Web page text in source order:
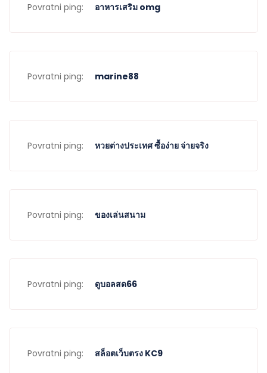
Povratni ping: อาหารเสริม omg
Povratni ping: marine88
Povratni ping: หวยต่างประเทศ ซื้อง่าย จ่ายจริง
Povratni ping: ของเล่นสนาม
Povratni ping: ดูบอลสด66
Povratni ping: สล็อตเว็บตรง KC9